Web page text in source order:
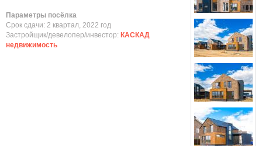
Параметры посёлка
Срок сдачи: 2 квартал, 2022 год
Застройщик/девелопер/инвестор: КАСКАД
недвижимость